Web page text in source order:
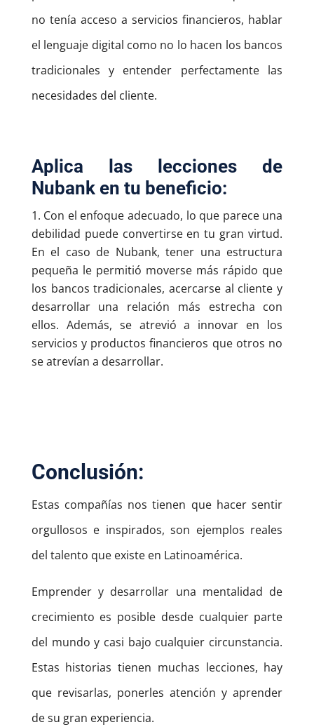
no tenía acceso a servicios financieros, hablar
el lenguaje digital como no lo hacen los bancos
tradicionales y entender perfectamente las
necesidades del cliente.
Aplica las lecciones de
Nubank en tu beneficio:
Con el enfoque adecuado, lo que parece una
debilidad puede convertirse en tu gran virtud.
En el caso de Nubank, tener una estructura
pequeña le permitió moverse más rápido que
los bancos tradicionales, acercarse al cliente y
desarrollar una relación más estrecha con
ellos. Además, se atrevió a innovar en los
servicios y productos financieros que otros no
se atrevían a desarrollar.
Conclusión:
Estas compañías nos tienen que hacer sentir
orgullosos e inspirados, son ejemplos reales
del talento que existe en Latinoamérica.
Emprender y desarrollar una mentalidad de
crecimiento es posible desde cualquier parte
del mundo y casi bajo cualquier circunstancia.
Estas historias tienen muchas lecciones, hay
que revisarlas, ponerles atención y aprender
de su gran experiencia.